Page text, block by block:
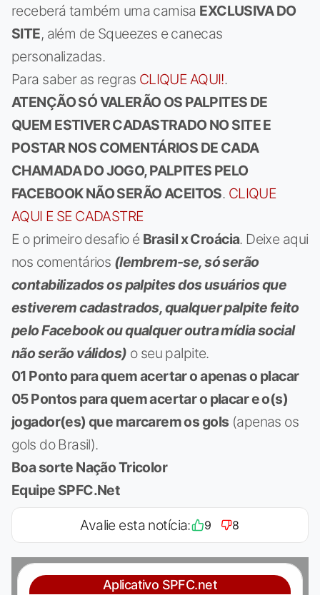
receberá também uma camisa EXCLUSIVA DO
SITE, além de Squeezes e canecas
personalizadas.
Para saber as regras CLIQUE AQUI!.
ATENÇÃO SÓ VALERÃO OS PALPITES DE
QUEM ESTIVER CADASTRADO NO SITE E
POSTAR NOS COMENTÁRIOS DE CADA
CHAMADA DO JOGO, PALPITES PELO
FACEBOOK NÃO SERÃO ACEITOS. CLIQUE
AQUI E SE CADASTRE
E o primeiro desafio é Brasil x Croácia. Deixe aqui
nos comentários (lembrem-se, só serão
contabilizados os palpites dos usuários que
estiverem cadastrados, qualquer palpite feito
pelo Facebook ou qualquer outra mídia social
não serão válidos) o seu palpite.
01 Ponto para quem acertar o apenas o placar
05 Pontos para quem acertar o placar e o(s)
jogador(es) que marcarem os gols(apenas os
gols do Brasil).
Boa sorte Nação Tricolor
Equipe SPFC.Net
Avalie esta notícia: 9 8
Aplicativo SPFC.net